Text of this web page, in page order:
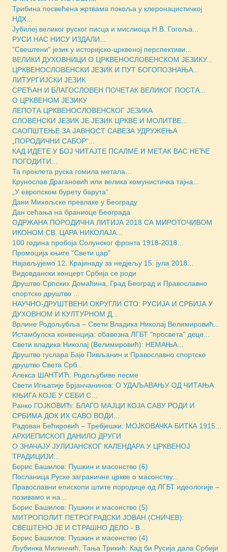
Трибина посвећена жртвама покоља у клеронацистичкој
НДХ...
Јубилеј великог руског писца и мислиоца Н.В. Гогоља...
РУСИ НАС НИСУ ИЗДАЛИ...
"Свештени" језик у историјско-црквеној перспективи...
ВЕЛИКИ ДУХОВНИЦИ О ЦРКВЕНОСЛОВЕНСКОМ ЈЕЗИКУ...
ЦРКВЕНОСЛОВЕНСКИ ЈЕЗИК И ПУТ БОГОПОЗНАЊА...
ЛИТУРГИЈСКИ ЈЕЗИК
СРЕЋАН И БЛАГОСЛОВЕН ПОЧЕТАК ВЕЛИКОГ ПОСТА...
О ЦРКВЕНОМ ЈЕЗИКУ
ЛЕПОТА ЦРКВЕНОСЛОВЕНСКОГ ЈЕЗИКА
СЛОВЕНСКИ ЈЕЗИК ЈЕ ЈЕЗИК ЦРКВЕ И МОЛИТВЕ...
САОПШТЕЊЕ ЗА ЈАВНОСТ САВЕЗА УДРУЖЕЊА
„ПОРОДИЧНИ САБОР“...
КАД ИДЕТЕ У БОЈ ЧИТАЈТЕ ПСАЛМЕ И МЕТАК ВАС НЕЋЕ
ПОГОДИТИ...
Та проклета руска гомила метала…
Крунослав Драгановић или велика комунистичка тајна...
„У европском бурету барута“
Дани Михољске превлаке у Београду
Дан сећања на браниоце Београда
ОДРЖАНА ПОРОДИЧНА ЛИТИЈА 2018 СА МИРОТОЧИВОМ
ИКОНОМ СВ. ЦАРА НИКОЛАЈА...
100 година пробоја Солунског фронта 1918-2018...
Промоција књиге "Свети цар"
Најављујемо 12. Крајинаду за недјељу 15. јула 2018...
Видовдански концерт Србија се роди
Друштво Српских Домаћина, Град Београд и Православно
спортско друштво ...
НАУЧНО-ДРУШТВЕНИ ОКРУГЛИ СТО: РУСИЈА И СРБИЈА У
ДУХОВНОМ И КУЛТУРНОМ Д...
Врлине Родољубља – Свети Владика Николај Велимировић...
Истамбулска конвенција: обавезна ЛГБТ "просвета" деце...
Свети владика Николај (Велимировић): НЕМАЊА...
Друштво гуслара Бајо Пивљанин и Православно спортско
друштво Света Срб...
Алекса ШАНТИЋ: Родољубиве песме
Свети Игњатиjе Брјанчанинов: О УДАЉАВАЊУ ОД ЧИТАЊА
КЊИГА КОЈЕ У СЕБИ С...
Ранко ГОЈКОВИЋ: БЛАГО МАЈЦИ КОЈА САВУ РОДИ И
СРБИМА ДОК ИХ САВО ВОДИ...
Радован Бећировић – Требјешки: МОЈКОВАЧКА БИТКА 1915...
АРХИЕПИСКОП ДАНИЛО ДРУГИ
О ЗНАЧАЈУ ЈУЛИЈАНСКОГ КАЛЕНДАРА У ЦРКВЕНОЈ
ТРАДИЦИЈИ...
Борис Башилов: Пушкин и масонство (6)
Посланица Руске заграничне цркве о масонству...
Православни епископи штите породице од ЛГБТ идеологије –
позивамо и на...
Борис Башилов: Пушкин и масонство (5)
МИТРОПОЛИТ ПЕТРОГРАДСКИ ЈОВАН (СНИЧЕВ):
СВЕШТЕНО ЈЕ И СТРАШНО ДЕЛО - В...
Борис Башилов: Пушкин и масонство (4)
Љубинка Милинчић, Тања Трикић: Кад би Русија дала Србији